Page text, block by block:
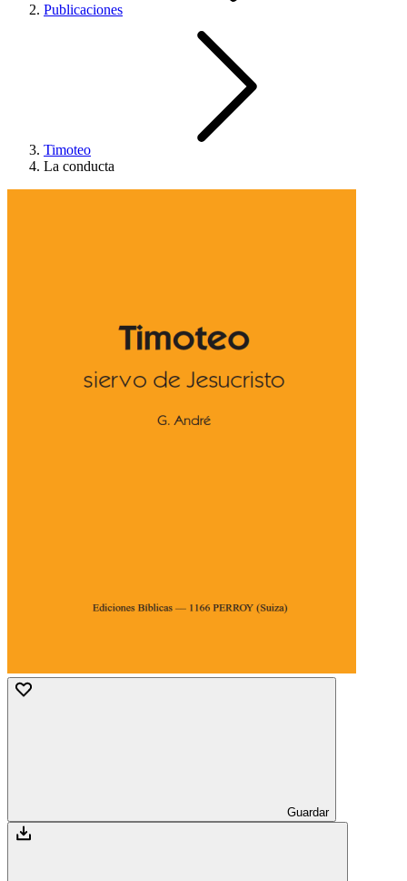
Publicaciones
Timoteo
La conducta
Guardar